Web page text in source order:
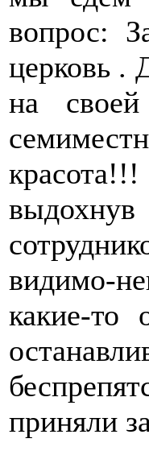
вопрос:
церковь .
на
видимо-
какие-то
приняли